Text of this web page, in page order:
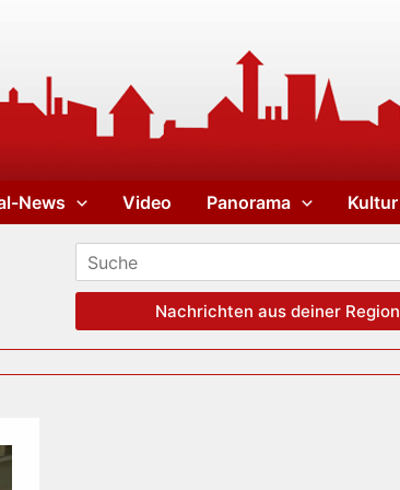
News Video Panorama Kultur
Nachrichten aus deiner Region